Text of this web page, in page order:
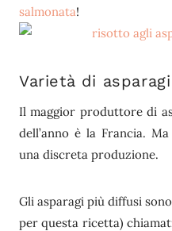
salmonata!
Varietà di asparagi
Il maggior produttore di
dell’anno è la Francia.
una discreta produzione.
Gli asparagi più diffusi
per questa ricetta)